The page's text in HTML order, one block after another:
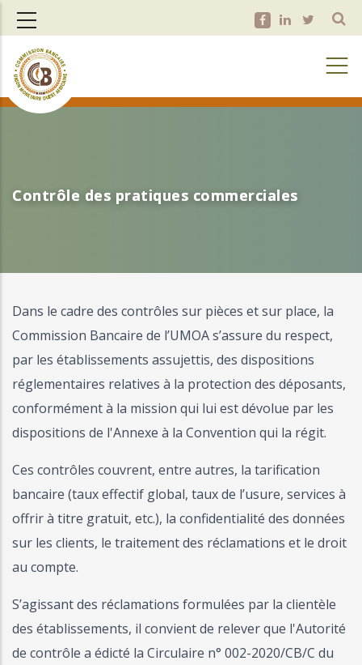
Aller
contenu
principal
Contrôle des pratiques commerciales
Contrôle des pratiques commerciales
Dans le cadre des contrôles sur pièces et sur place, la
Commission Bancaire de l’UMOA s’assure du respect,
par les établissements assujettis, des dispositions
réglementaires relatives à la protection des déposants,
conformément à la mission qui lui est dévolue par les
dispositions de l'Annexe à la Convention qui la régit.
Ces contrôles couvrent, entre autres, la tarification
bancaire (taux effectif global, taux de l’usure, services à
offrir à titre gratuit, etc.), la confidentialité des données
sur les clients, le traitement des réclamations et le droit
au compte.
S’agissant des réclamations formulées par la clientèle
des établissements, il convient de relever que l'Autorité
de contrôle a édicté la Circulaire n° 002-2020/CB/C du